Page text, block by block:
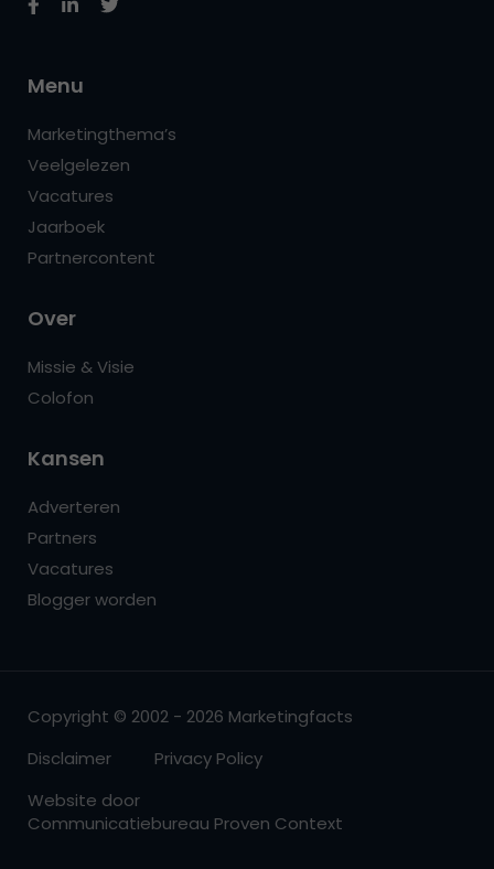
Menu
Marketingthema’s
Veelgelezen
Vacatures
Jaarboek
Partnercontent
Over
Missie & Visie
Colofon
Kansen
Adverteren
Partners
Vacatures
Blogger worden
Copyright © 2002 - 2026 Marketingfacts
Disclaimer
Privacy Policy
Website door
Communicatiebureau Proven Context